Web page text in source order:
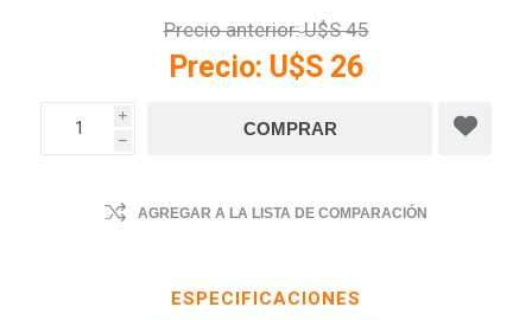
Precio anterior:U$S 45
Precio: U$S 26
i
h
AGREGAR A LA LISTA DE COMPARACIÓN
ESPECIFICACIONES